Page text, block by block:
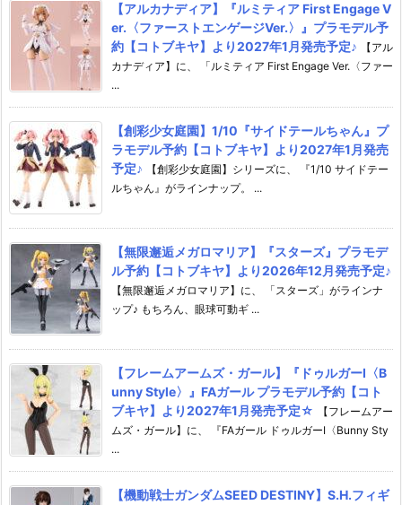
【アルカナディア】『ルミティア First Engage V
er.〈ファーストエンゲージVer.〉』プラモデル予
約【コトブキヤ】より2027年1月発売予定♪
【アル
カナディア】に、 「ルミティア First Engage Ver.〈ファー
...
【創彩少女庭園】1/10『サイドテールちゃん』プ
ラモデル予約【コトブキヤ】より2027年1月発売
予定♪
【創彩少女庭園】シリーズに、 『1/10 サイドテー
ルちゃん』がラインナップ。 ...
【無限邂逅メガロマリア】『スターズ』プラモデ
ル予約【コトブキヤ】より2026年12月発売予定♪
【無限邂逅メガロマリア】に、 「スターズ」がラインナ
ップ♪ もちろん、眼球可動ギ ...
【フレームアームズ・ガール】『ドゥルガーI〈B
unny Style〉』FAガール プラモデル予約【コト
ブキヤ】より2027年1月発売予定☆
【フレームアー
ムズ・ガール】に、 『FAガール ドゥルガーI〈Bunny Sty
...
【機動戦士ガンダムSEED DESTINY】S.H.フィギ